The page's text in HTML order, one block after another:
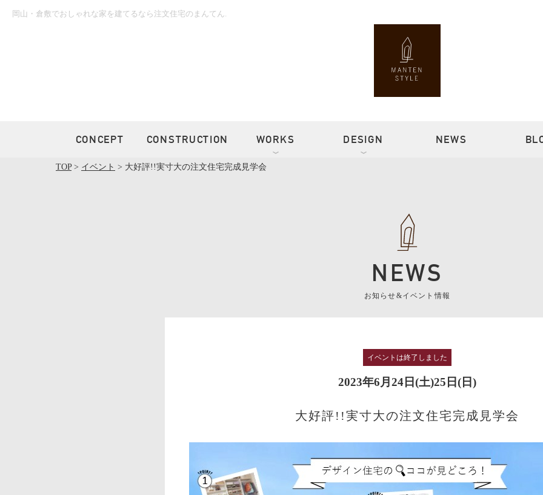
岡山・倉敷でおしゃれな家を建てるなら注文住宅のまんてん.
CONCEPT CONSTRUCTION WORKS DESIGN NEWS
TOP> イベント > 大好評!!実寸大の注文住宅完成見学会
NEWS
お知らせ&イベント情報
イベントは終了しました
2023年6月24日(土)25日(日)
大好評!!実寸大の注文住宅完成見学会